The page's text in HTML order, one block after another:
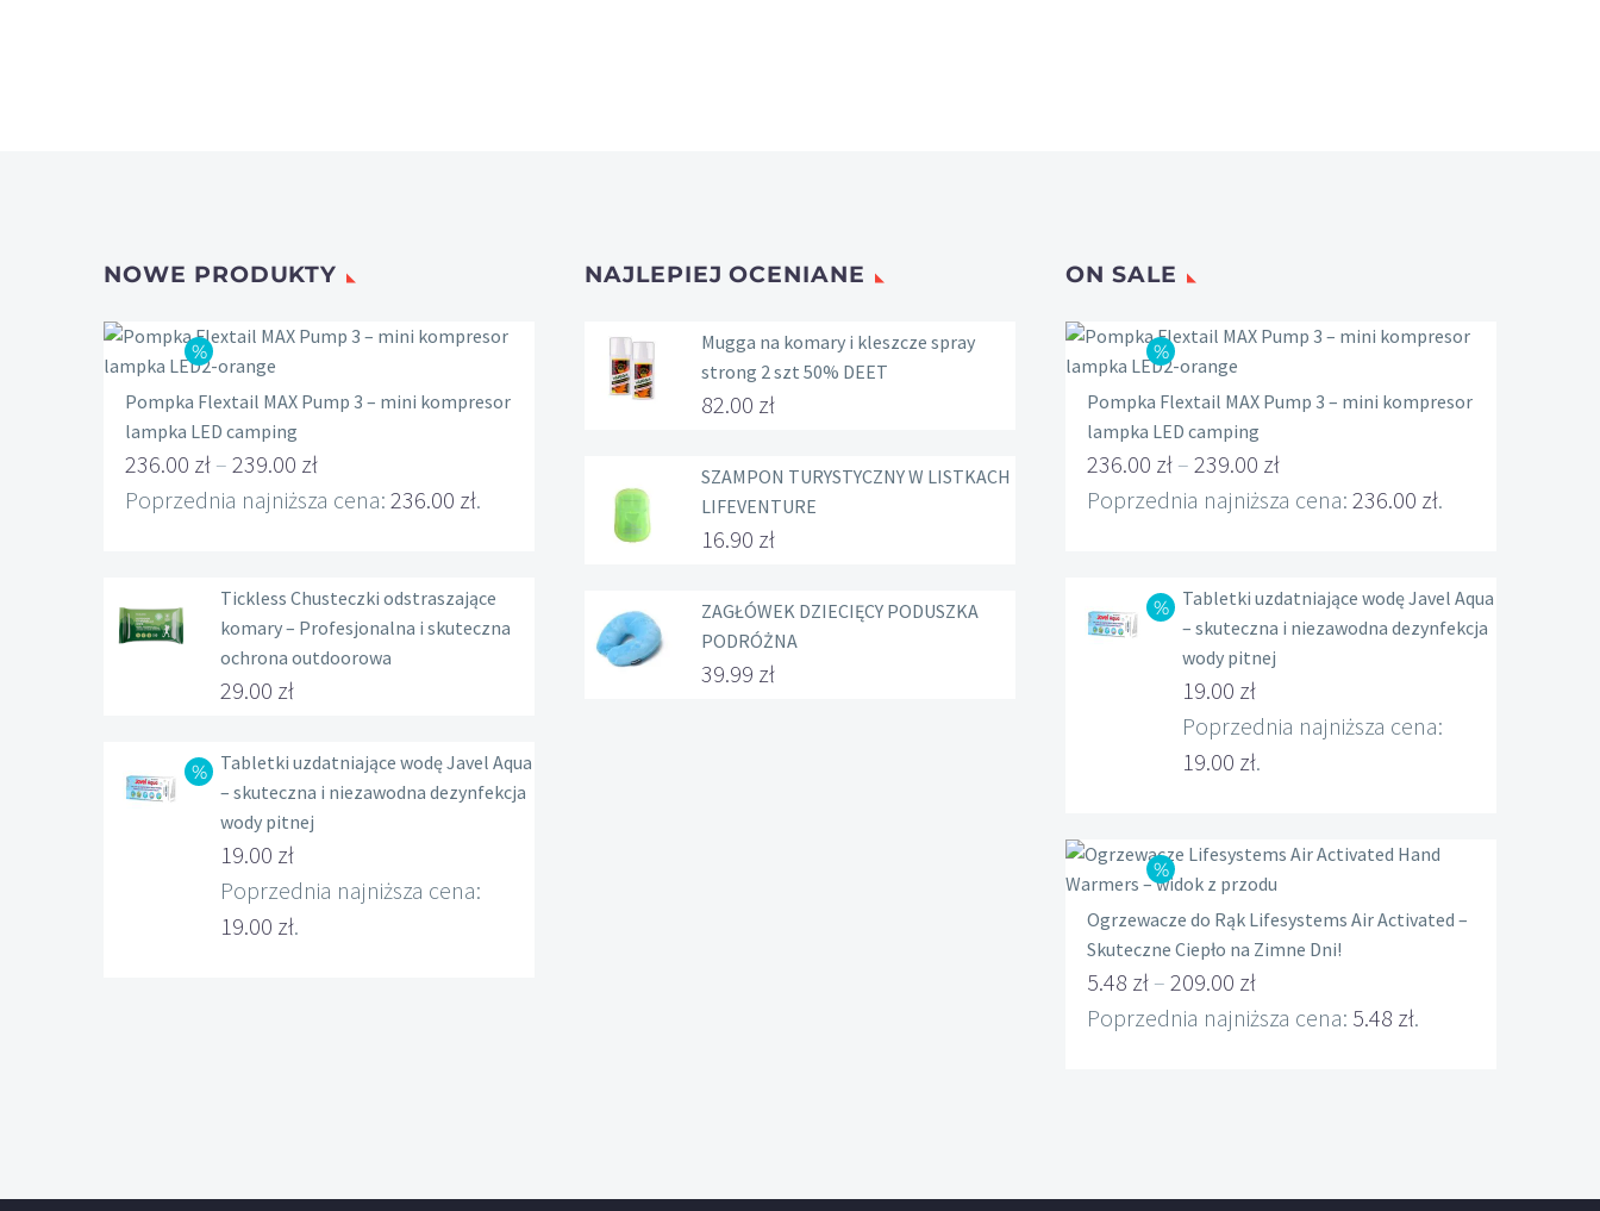
NOWE PRODUKTY
Pompka Flextail MAX Pump 3 – mini kompresor
lampka LED camping
236.00 zł – 239.00 zł
Zakres
236.00 zł
do
Poprzednia najniższa cena: 236.00 zł.
Tickless Chusteczki odstraszające
komary – Profesjonalna i skuteczna
ochrona outdoorowa
29.00 zł
Tabletki uzdatniające wodę Javel Aqua
– skuteczna i niezawodna dezynfekcja
wody pitnej
Pierwotna
cena
wynosiła:
19.00 zł
Aktualna
cena
Poprzednia najniższa cena:
19.00 zł.
NAJLEPIEJ OCENIANE
Mugga na komary i kleszcze spray
strong 2 szt 50% DEET
82.00 zł
SZAMPON TURYSTYCZNY W LISTKACH
LIFEVENTURE
16.90 zł
ZAGŁÓWEK DZIECIĘCY PODUSZKA
PODRÓŻNA
39.99 zł
ON SALE
Pompka Flextail MAX Pump 3 – mini kompresor
lampka LED camping
236.00 zł – 239.00 zł
Zakres
236.00 zł
do
Poprzednia najniższa cena: 236.00 zł.
Tabletki uzdatniające wodę Javel Aqua
– skuteczna i niezawodna dezynfekcja
wody pitnej
Pierwotna
cena
wynosiła:
19.00 zł
Aktualna
cena
Poprzednia najniższa cena:
19.00 zł.
Ogrzewacze do Rąk Lifesystems Air Activated –
Skuteczne Ciepło na Zimne Dni!
5.48 zł – 209.00 zł
Zakres
209.00 zł
Poprzednia najniższa cena: 5.48 zł.